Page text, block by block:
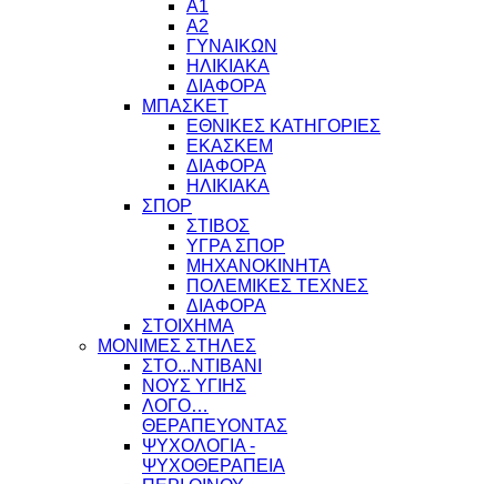
Α1
Α2
ΓΥΝΑΙΚΩΝ
ΗΛΙΚΙΑΚΑ
ΔΙΑΦΟΡΑ
ΜΠΑΣΚΕΤ
ΕΘΝΙΚΕΣ ΚΑΤΗΓΟΡΙΕΣ
ΕΚΑΣΚΕΜ
ΔΙΑΦΟΡΑ
ΗΛΙΚΙΑΚΑ
ΣΠΟΡ
ΣΤΙΒΟΣ
ΥΓΡΑ ΣΠΟΡ
ΜΗΧΑΝΟΚΙΝΗΤΑ
ΠΟΛΕΜΙΚΕΣ ΤΕΧΝΕΣ
ΔΙΑΦΟΡΑ
ΣΤΟΙΧΗΜΑ
ΜΟΝΙΜΕΣ ΣΤΗΛΕΣ
ΣΤΟ...ΝΤΙΒΑΝΙ
ΝΟΥΣ ΥΓΙΗΣ
ΛΟΓΟ…
ΘΕΡΑΠΕΥΟΝΤΑΣ
ΨΥΧΟΛΟΓΙΑ -
ΨΥΧΟΘΕΡΑΠΕΙΑ